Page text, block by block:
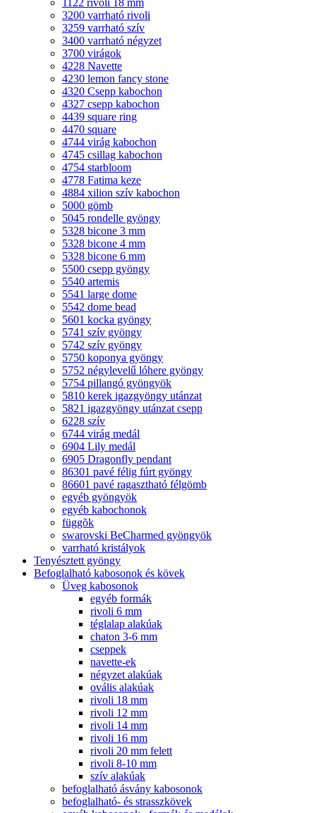
1122 rivoli 18 mm
3200 varrható rivoli
3259 varrható szív
3400 varrható négyzet
3700 virágok
4228 Navette
4230 lemon fancy stone
4320 Csepp kabochon
4327 csepp kabochon
4439 square ring
4470 square
4744 virág kabochon
4745 csillag kabochon
4754 starbloom
4778 Fatima keze
4884 xilion szív kabochon
5000 gömb
5045 rondelle gyöngy
5328 bicone 3 mm
5328 bicone 4 mm
5328 bicone 6 mm
5500 csepp gyöngy
5540 artemis
5541 large dome
5542 dome bead
5601 kocka gyöngy
5741 szív gyöngy
5742 szív gyöngy
5750 koponya gyöngy
5752 négylevelű lóhere gyöngy
5754 pillangó gyöngyök
5810 kerek igazgyöngy utánzat
5821 igazgyöngy utánzat csepp
6228 szív
6744 virág medál
6904 Lily medál
6905 Dragonfly pendant
86301 pavé félig fúrt gyöngy
86601 pavé ragasztható félgömb
egyéb gyöngyök
egyéb kabochonok
függõk
swarovski BeCharmed gyöngyök
varrható kristályok
Tenyésztett gyöngy
Befoglalható kabosonok és kövek
Üveg kabosonok
egyéb formák
rivoli 6 mm
téglalap alakúak
chaton 3-6 mm
cseppek
navette-ek
négyzet alakúak
ovális alakúak
rivoli 18 mm
rivoli 12 mm
rivoli 14 mm
rivoli 16 mm
rivoli 20 mm felett
rivoli 8-10 mm
szív alakúak
befoglalható ásvány kabosonok
befoglalható- és strasszkövek